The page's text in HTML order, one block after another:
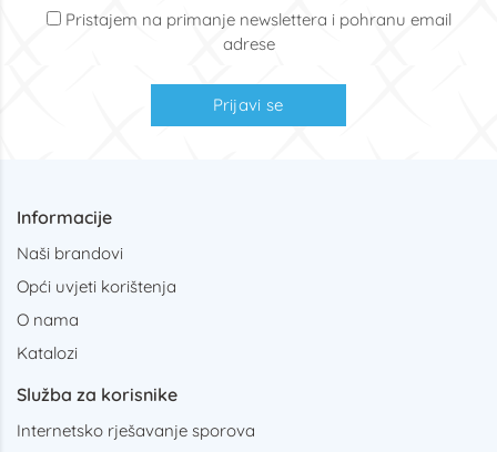
Pristajem na primanje newslettera i pohranu email
adrese
Prijavi se
Informacije
Naši brandovi
Opći uvjeti korištenja
O nama
Katalozi
Služba za korisnike
Internetsko rješavanje sporova